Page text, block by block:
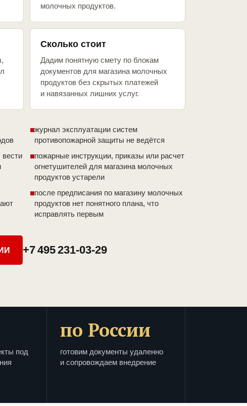
молочных продуктов.
Сколько стоит
Дадим понятную смету по блокам
документов для магазина молочных
продуктов без скрытых платежей
и навязанных лишних услуг.
журнал эксплуатации систем
противопожарной защиты не ведётся
вести
пожарные инструкции, приказы или расчет
огнетушителей для магазина молочных
продуктов устарели
после предписания по магазину молочных
продуктов нет понятного плана, что
исправлять первым
+7 495 231-03-29
под
по России
готовим документы удаленно
и сопровождаем внедрение